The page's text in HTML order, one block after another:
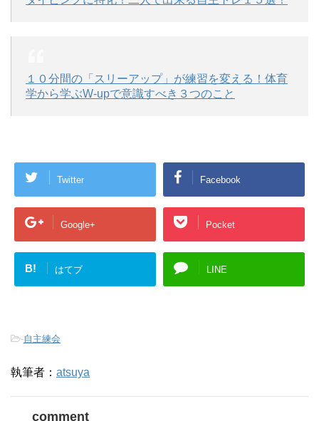
１０分間の「スリーアップ」が練習を変える！体育
学から学ぶW-upで意識すべき３つのこと
Twitter Facebook
Google+ Pocket
B! はてブ LINE
-自主練会
執筆者： atsuya
comment